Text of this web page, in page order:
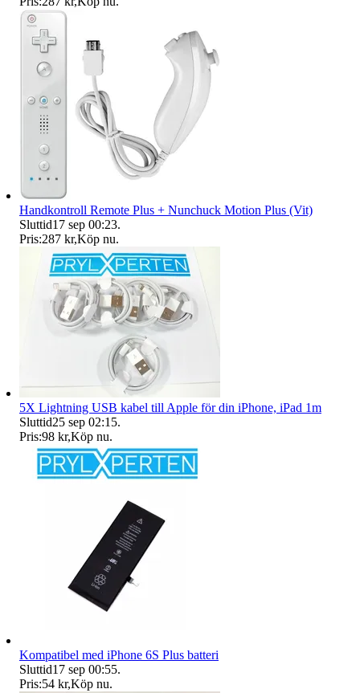
Handkontroll Remote Plus + Nunchuck Motion Plus (Vit)
Sluttid17 sep 00:23.
Pris:287 kr,Köp nu.
5X Lightning USB kabel till Apple för din iPhone, iPad 1m
Sluttid25 sep 02:15.
Pris:98 kr,Köp nu.
Kompatibel med iPhone 6S Plus batteri
Sluttid17 sep 00:55.
Pris:54 kr,Köp nu.